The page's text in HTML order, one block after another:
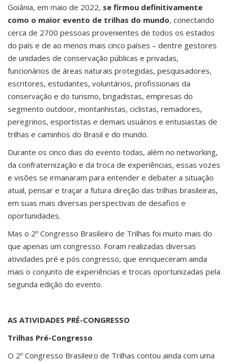
Goiânia, em maio de 2022, se firmou definitivamente
como o maior evento de trilhas do mundo, conectando
cerca de 2700 pessoas provenientes de todos os estados
do país e de ao menos mais cinco países – dentre gestores
de unidades de conservação públicas e privadas,
funcionários de áreas naturais protegidas, pesquisadores,
escritores, estudantes, voluntários, profissionais da
conservação e do turismo, brigadistas, empresas do
segmento outdoor, montanhistas, ciclistas, remadores,
peregrinos, esportistas e demais usuários e entusiastas de
trilhas e caminhos do Brasil e do mundo.
Durante os cinco dias do evento todas, além no networking,
da confraternização e da troca de experiências, essas vozes
e visões se irmanaram para entender e debater a situação
atual, pensar e traçar a futura direção das trilhas brasileiras,
em suas mais diversas perspectivas de desafios e
oportunidades.
Mas o 2º Congresso Brasileiro de Trilhas foi muito mais do
que apenas um congresso. Foram realizadas diversas
atividades pré e pós congresso, que enriqueceram ainda
mais o conjunto de experiências e trocas oportunizadas pela
segunda edição do evento.
AS ATIVIDADES PRÉ-CONGRESSO
Trilhas Pré-Congresso
O 2º Congresso Brasileiro de Trilhas contou ainda com uma